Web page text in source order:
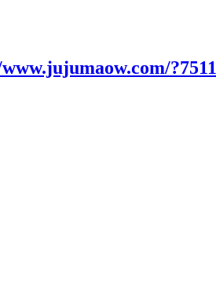
?7511